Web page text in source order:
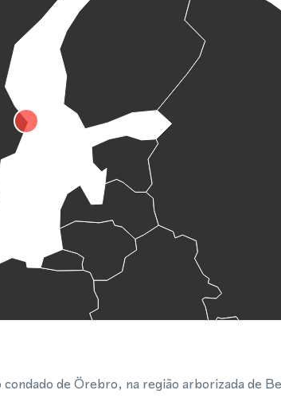
de Örebro, na região arborizada de